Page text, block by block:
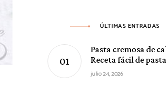
ÚLTIMAS ENTRADAS
Pasta cremosa de
Receta fácil de
julio 24, 2026